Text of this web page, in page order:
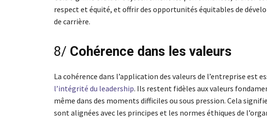
respect et équité, et offrir des opportunités équitables de
de carrière.
8/ Cohérence dans les valeurs
La cohérence dans l’application des valeurs de l’entreprise est
l’intégrité du leadership. Ils restent fidèles aux valeurs
même dans des moments difficiles ou sous pression. Cela
sont alignées avec les principes et les normes éthiques de